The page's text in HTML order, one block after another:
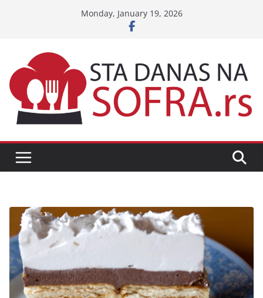
Monday, January 19, 2026